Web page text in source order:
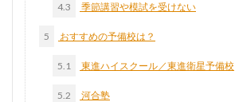
4.3 季節講習や模試を受けない
5 おすすめの予備校は？
5.1 東進ハイスクール／東進衛星予備校
5.2 河合塾